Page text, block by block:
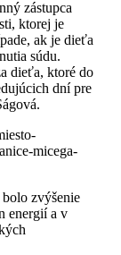
zástupca
ktorej je
ak je dieťa
súdu.
dieťa, ktoré do
dní pre
micega-
zvýšenie
energií a v